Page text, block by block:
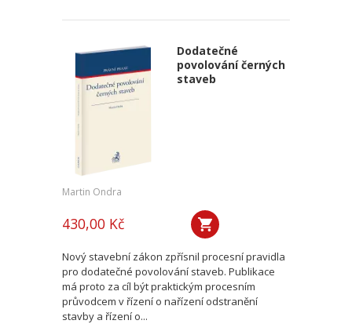
Dodatečné
povolování černých
staveb
Martin Ondra
430,00 Kč
Nový stavební zákon zpřísnil procesní pravidla
pro dodatečné povolování staveb. Publikace
má proto za cíl být praktickým procesním
průvodcem v řízení o nařízení odstranění
stavby a řízení o...